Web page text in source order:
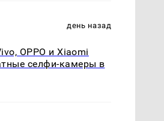
день назад
OPPO и Xiaomi
селфи-камеры в